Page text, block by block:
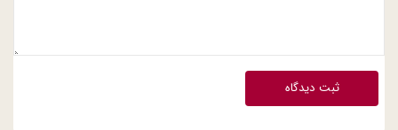
ثبت دیدگاه